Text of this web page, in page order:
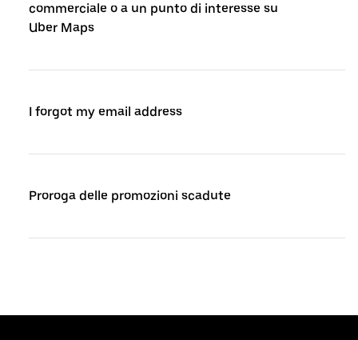
commerciale o a un punto di interesse su
Uber Maps
I forgot my email address
Proroga delle promozioni scadute